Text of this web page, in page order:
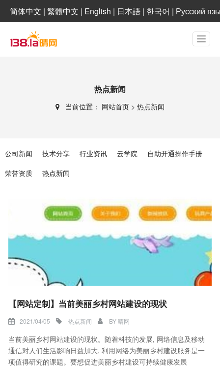
简体中文 | 繁體中文 | English | 日本語 | 한국어 | Русский
热点新闻
当前位置： 网站首页 > 热点新闻
公司新闻 技术分享 行业资讯 云学院
自助开通操作手册
荣誉资质
热点新闻
【网站定制】当前美丽乡村网站建设的现状
2021/04/05 热点新闻 BY晴网
当前美丽乡村网站建设的现状。随着科技的发展, 网络信息及移动
通信对人们生活影响日益加大, 利用网络为美丽乡村建设服务是一
项值得研究的课题。要想促进美丽乡村建设可持续健康发展